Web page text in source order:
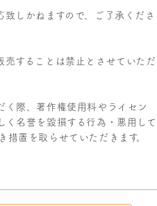
しかねますので、ご了承くださ
売することは禁止とさせていただ
く際、著作権使用料やライセン
く名誉を毀損する行為・悪用して
置を取らせていただきます。